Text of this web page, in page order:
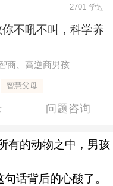
2701 学过
你不吼不叫，科学养
商、高逆商男孩
智慧父母
问题咨询
有的动物之中，男孩
话背后的心酸了。